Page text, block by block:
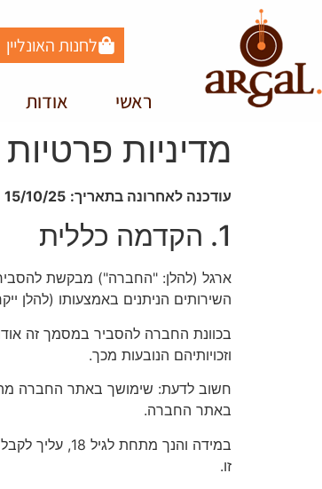
לחנות האונליין
ראשי אודות
מדיניות
עודכנה לאחרונה בתאריך: 15/10/25
1. הקדמה כללית
ארגל (להלן: "החברה") מבקשת
השירותים הניתנים באמצעותו (להלן
בכוונת החברה להסביר במסמך זה
וזכויותיהם הנובעות מכך.
חשוב לדעת: שימושך באתר החברה
באתר החברה.
במידה והנך
זו.